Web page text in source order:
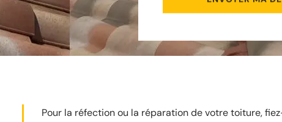
Pour la réfection ou la réparation de votre toiture,